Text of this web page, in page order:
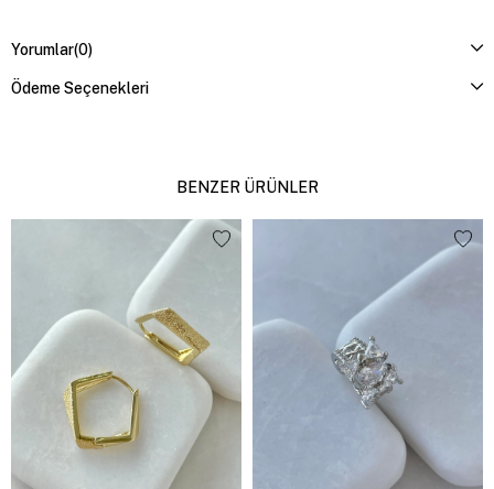
Yorumlar(0)
Ödeme Seçenekleri
BENZER ÜRÜNLER